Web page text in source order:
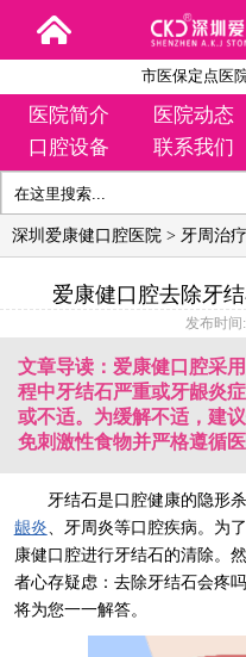
市医保定点医
医院简介 医院动态
口腔设备
联系我们
深圳爱康健口腔医院 > 牙周治疗
爱康健口腔去除牙
发布时间
文章导读：爱康健口腔采
程中牙结石严重或牙龈炎
或不适。为缓解不适，建
免刺激性食物并严格遵循
牙结石是口腔健康的隐形
龈炎、牙周炎等口腔疾病。为
康健口腔进行牙结石的清除。
者心存疑虑：去除牙结石会疼
将为您一一解答。